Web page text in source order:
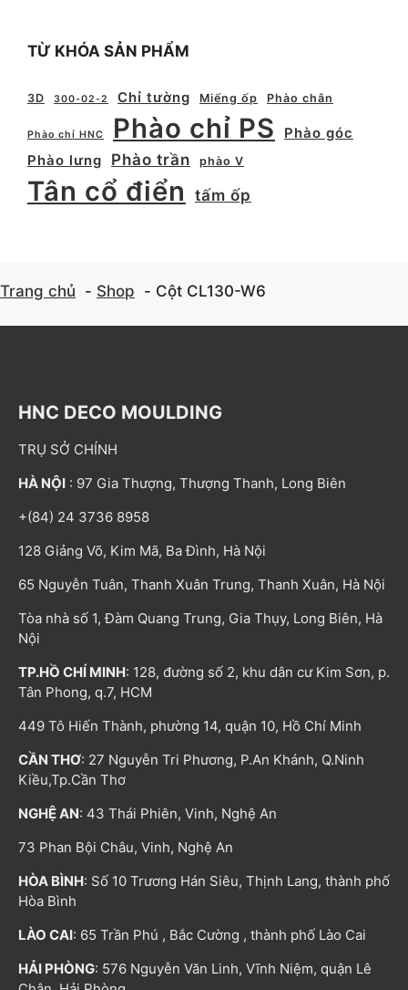
TỪ KHÓA SẢN PHẨM
3D 300-02-2 Chỉ tường Miếng ốp Phào chân
Phào chỉ HNC Phào chỉ PS
Phào góc
Phào lưng
Phào trần phào V
Tân cổ điển tấm ốp
Trang chủ Shop Cột CL130-W6
HNC DECO MOULDING
TRỤ SỞ CHÍNH
HÀ NỘI : 97 Gia Thượng, Thượng Thanh, Long Biên
+(84) 24 3736 8958
128 Giảng Võ, Kim Mã, Ba Đình, Hà Nội
65 Nguyễn Tuân, Thanh Xuân Trung, Thanh Xuân, Hà Nội
Tòa nhà số 1, Đàm Quang Trung, Gia Thụy, Long Biên, Hà
Nội
TP.HỒ CHÍ MINH: 128, đường số 2, khu dân cư Kim Sơn, p.
Tân Phong, q.7, HCM
449 Tô Hiến Thành, phường 14, quận 10, Hồ Chí Minh
CẦN THƠ: 27 Nguyễn Tri Phương, P.An Khánh, Q.Ninh
Kiều,Tp.Cần Thơ
NGHỆ AN: 43 Thái Phiên, Vinh, Nghệ An
73 Phan Bội Châu, Vinh, Nghệ An
HÒA BÌNH: Số 10 Trương Hán Siêu, Thịnh Lang, thành phố
Hòa Bình
LÀO CAI: 65 Trần Phú , Bắc Cường , thành phố Lào Cai
HẢI PHÒNG: 576 Nguyễn Văn Linh, Vĩnh Niệm, quận Lê